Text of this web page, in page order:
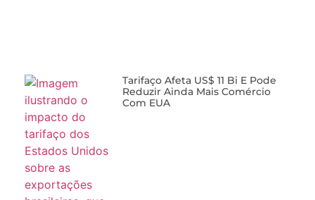
Reduzir Ainda Mais Comércio
Com EUA